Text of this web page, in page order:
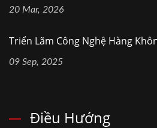
20 Mar, 2026
Triển Lãm Công Nghệ Hàng
09 Sep, 2025
Điều Hướng